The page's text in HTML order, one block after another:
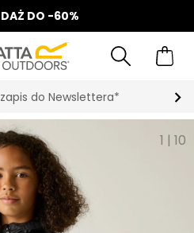
DO -60%
zapis do Newslettera*
1 | 10